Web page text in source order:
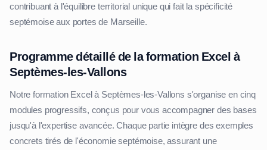
contribuant à l'équilibre territorial unique qui fait la spécificité
septémoise aux portes de Marseille.
Programme détaillé de la formation Excel à
Septèmes-les-Vallons
Notre formation Excel à Septèmes-les-Vallons s'organise en cinq
modules progressifs, conçus pour vous accompagner des bases
jusqu'à l'expertise avancée. Chaque partie intègre des exemples
concrets tirés de l'économie septémoise, assurant une